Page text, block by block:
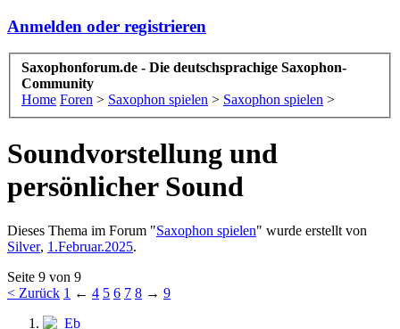
Anmelden oder registrieren
Saxophonforum.de - Die deutschsprachige Saxophon-
Community
Home Foren > Saxophon spielen > Saxophon spielen >
Soundvorstellung und
persönlicher Sound
Dieses Thema im Forum "Saxophon spielen" wurde erstellt von
Silver, 1.Februar.2025.
Seite 9 von 9
< Zurück 1 ← 4 5 6 7 8 → 9